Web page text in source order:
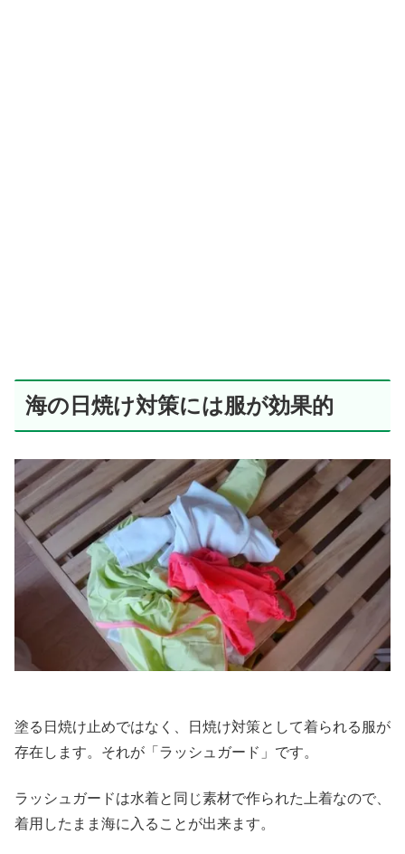
海の日焼け対策には服が効果的
塗る日焼け止めではなく、日焼け対策として着られる服が
存在します。それが「ラッシュガード」です。
ラッシュガードは水着と同じ素材で作られた上着なので、
着用したまま海に入ることが出来ます。